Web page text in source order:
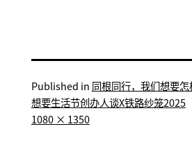
Published in 同根同行，我们想要
想要生活节创办人谈X铁路纱笼2025
Full
1080 × 1350